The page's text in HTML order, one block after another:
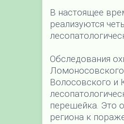
В настоящее
реализуются
Обследования
Волосовского и
перешейка. Это
региона к